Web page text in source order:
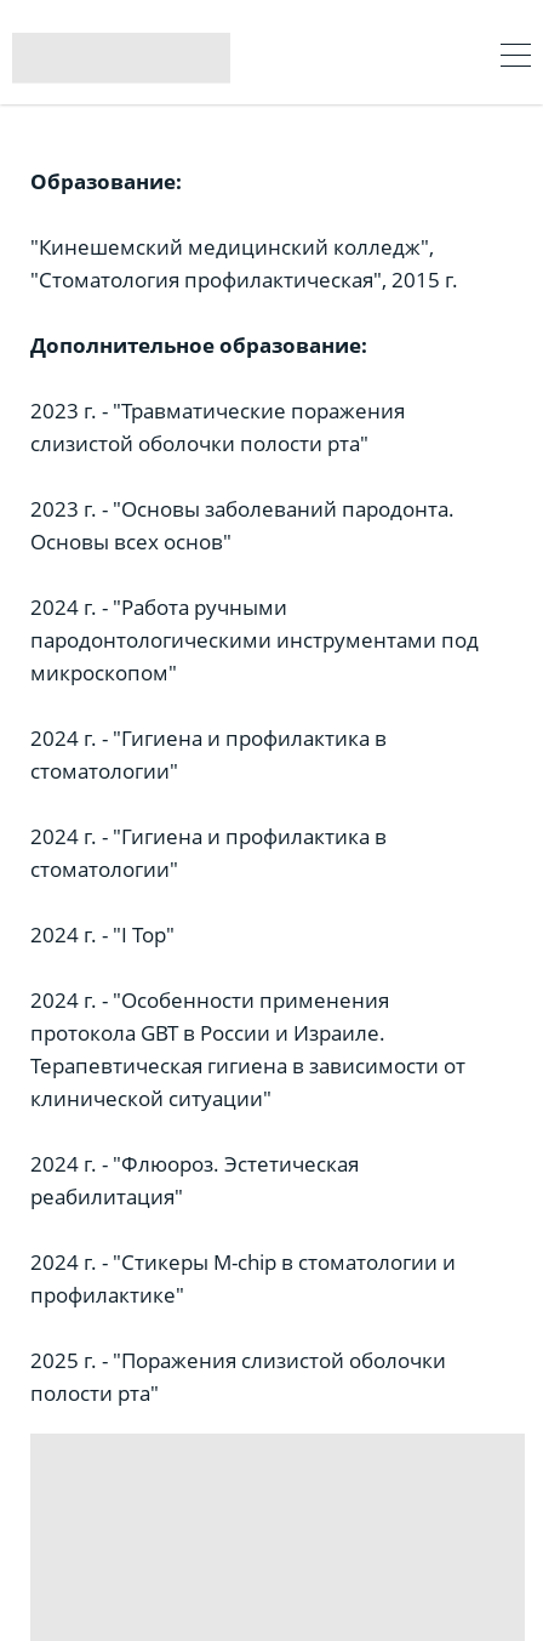
Образование:
"Кинешемский медицинский колледж",
"Стоматология профилактическая", 2015 г.
Дополнительное образование:
2023 г. - "Травматические поражения
слизистой оболочки полости рта"
2023 г. - "Основы заболеваний пародонта.
Основы всех основ"
2024 г. - "Работа ручными
пародонтологическими инструментами под
микроскопом"
2024 г. - "Гигиена и профилактика в
стоматологии"
2024 г. - "Гигиена и профилактика в
стоматологии"
2024 г. - "I Top"
2024 г. - "Особенности применения
протокола GBT в России и Израиле.
Терапевтическая гигиена в зависимости от
клинической ситуации"
2024 г. - "Флюороз. Эстетическая
реабилитация"
2024 г. - "Стикеры М-chip в стоматологии и
профилактике"
2025 г. - "Поражения слизистой оболочки
полости рта"